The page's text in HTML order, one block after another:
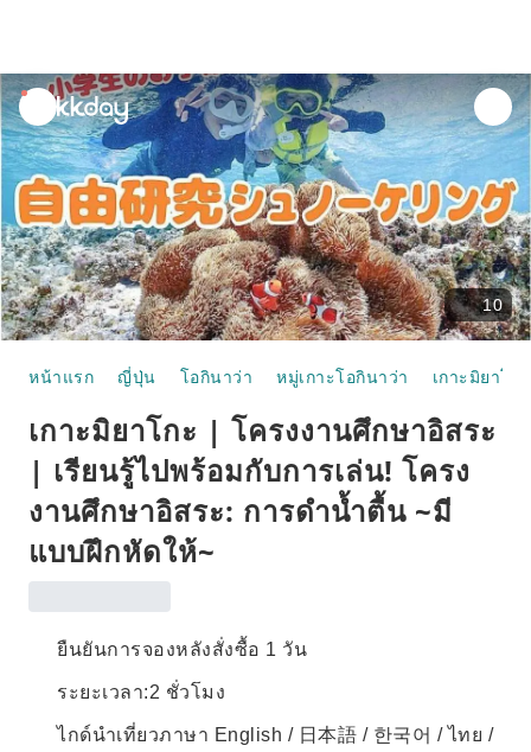
unread
notifications
10
หน้าแรก ญี่ปุ่น โอกินาว่า หมู่เกาะโอกินาว่า เกาะมิยาโกะ
เกาะมิยาโกะ | โครงงานศึกษาอิสระ
| เรียนรู้ไปพร้อมกับการเล่น! โครง
งานศึกษาอิสระ: การดำน้ำตื้น ~มี
แบบฝึกหัดให้~
ยืนยันการจองหลังสั่งซื้อ 1 วัน
ระยะเวลา:2 ชั่วโมง
ไกด์นำเที่ยวภาษา English / 日本語 / 한국어 / ไทย /